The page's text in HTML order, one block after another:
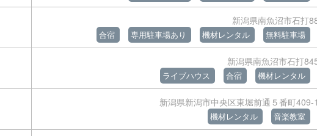
新潟県南魚沼市石打
合宿 専用駐車場あり 機材レンタル 無料駐車場
新潟県南魚沼市石打
ライブハウス 合宿 機材レンタル
新潟県新潟市中央区東堀前通５番町409-1
機材レンタル 音楽教室